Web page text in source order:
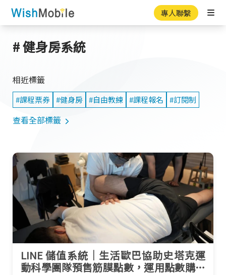
專人聯繫
# 健身房系統
相近標籤
#課程票券 #健身房 #自由教練 #課程報名 #訂閱制
查看全部標籤
LINE 儲值系統｜生活歐巴協助史塔克運
動科學團隊預售筋膜點數，運用點數購買